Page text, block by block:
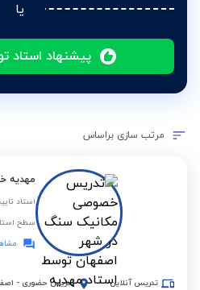
یا
پیشنهاد استاد
مرتب سازی براساس
مهدیه
استاد
سطح
مشاهده
تدریس آنلاین تدریس حضوری -